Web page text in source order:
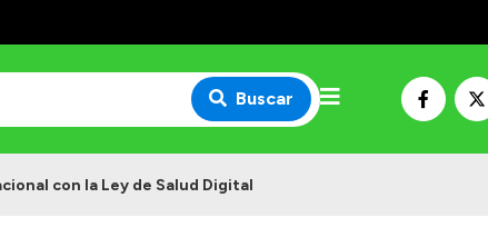
Buscar
con la Ley de Salud Digital